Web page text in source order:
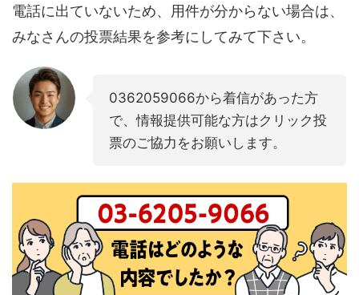
電話に出ていないため、用件が分からない場合は、
みなさんの投票結果を参考にしてみて下さい。
0362059066から着信があった方
で、情報提供可能な方はクリック投
票のご協力をお願いします。